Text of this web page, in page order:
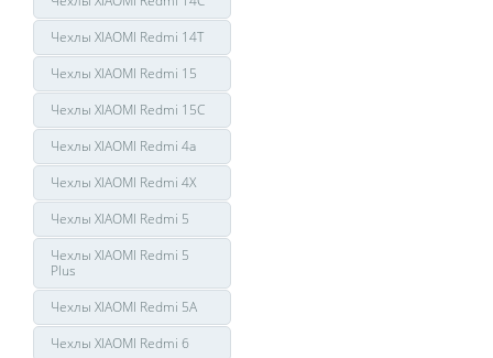
Чехлы XIAOMI Redmi 14T
Чехлы XIAOMI Redmi 15
Чехлы XIAOMI Redmi 15C
Чехлы XIAOMI Redmi 4a
Чехлы XIAOMI Redmi 4X
Чехлы XIAOMI Redmi 5
Чехлы XIAOMI Redmi 5
Plus
Чехлы XIAOMI Redmi 5A
Чехлы XIAOMI Redmi 6